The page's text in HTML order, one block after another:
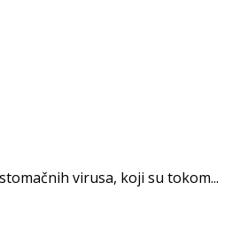
virusa, koji su tokom...